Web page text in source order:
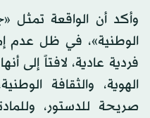
وأكد أن الواقعة تمثل
الوطنية»، في ظل عدم
فردية عادية، لافتاً إلى
الهوية، والثقافة